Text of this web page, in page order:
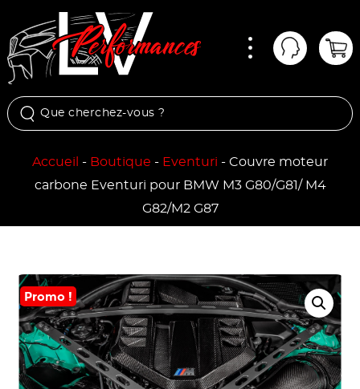
Mon
Accueil - Boutique - Eventuri - Couvre moteur
carbone Eventuri pour BMW M3 G80/G81/ M4
G82/M2 G87
Promo !